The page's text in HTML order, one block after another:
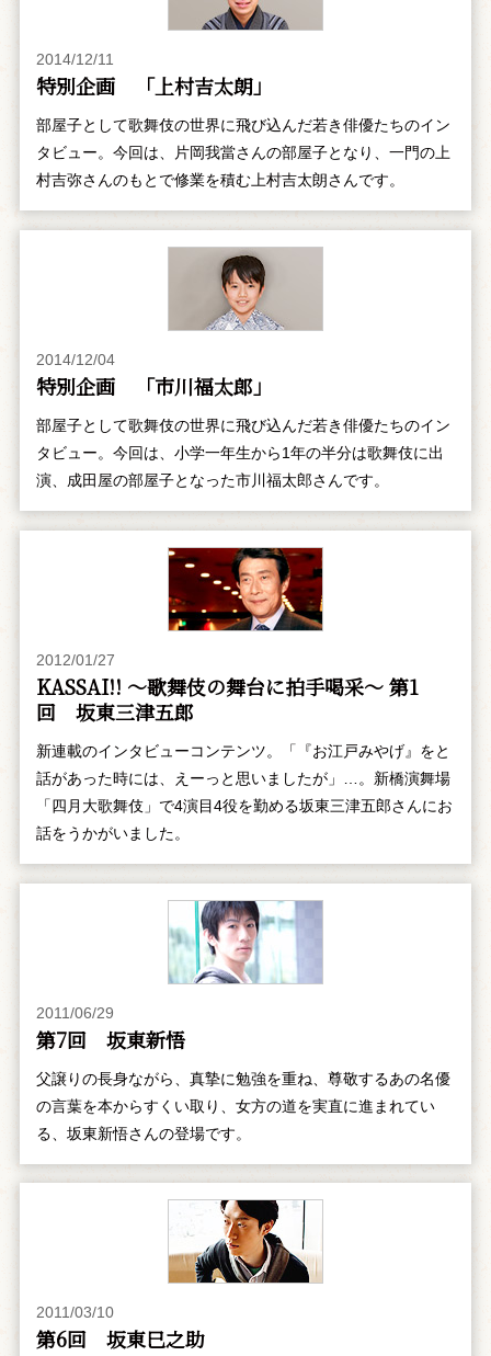
2014/12/11
特別企画 「上村吉太朗」
部屋子として歌舞伎の世界に飛び込んだ若き俳優たちのイン
タビュー。今回は、片岡我當さんの部屋子となり、一門の上
村吉弥さんのもとで修業を積む上村吉太朗さんです。
2014/12/04
特別企画 「市川福太郎」
部屋子として歌舞伎の世界に飛び込んだ若き俳優たちのイン
タビュー。今回は、小学一年生から1年の半分は歌舞伎に出
演、成田屋の部屋子となった市川福太郎さんです。
2012/01/27
KASSAI!! ～歌舞伎の舞台に拍手喝采～ 第1
回 坂東三津五郎
新連載のインタビューコンテンツ。「『お江戸みやげ』をと
話があった時には、えーっと思いましたが」…。新橋演舞場
「四月大歌舞伎」で4演目4役を勤める坂東三津五郎さんにお
話をうかがいました。
2011/06/29
第7回 坂東新悟
父譲りの長身ながら、真摯に勉強を重ね、尊敬するあの名優
の言葉を本からすくい取り、女方の道を実直に進まれてい
る、坂東新悟さんの登場です。
2011/03/10
第6回 坂東巳之助